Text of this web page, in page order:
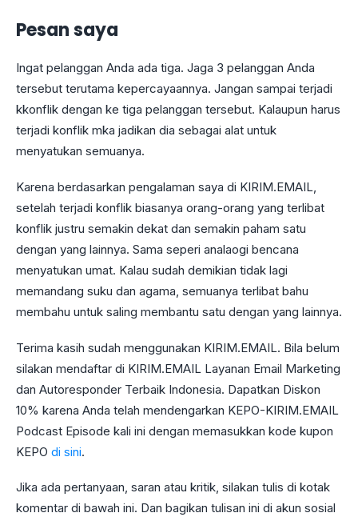
Pesan saya
Ingat pelanggan Anda ada tiga. Jaga 3 pelanggan Anda
tersebut terutama kepercayaannya. Jangan sampai terjadi
kkonflik dengan ke tiga pelanggan tersebut. Kalaupun harus
terjadi konflik mka jadikan dia sebagai alat untuk
menyatukan semuanya.
Karena berdasarkan pengalaman saya di KIRIM.EMAIL,
setelah terjadi konflik biasanya orang-orang yang terlibat
konflik justru semakin dekat dan semakin paham satu
dengan yang lainnya. Sama seperi analaogi bencana
menyatukan umat. Kalau sudah demikian tidak lagi
memandang suku dan agama, semuanya terlibat bahu
membahu untuk saling membantu satu dengan yang lainnya.
Terima kasih sudah menggunakan KIRIM.EMAIL. Bila belum
silakan mendaftar di KIRIM.EMAIL Layanan Email Marketing
dan Autoresponder Terbaik Indonesia. Dapatkan Diskon
10% karena Anda telah mendengarkan KEPO-KIRIM.EMAIL
Podcast Episode kali ini dengan memasukkan kode kupon
KEPO di sini.
Jika ada pertanyaan, saran atau kritik, silakan tulis di kotak
komentar di bawah ini. Dan bagikan tulisan ini di akun sosial